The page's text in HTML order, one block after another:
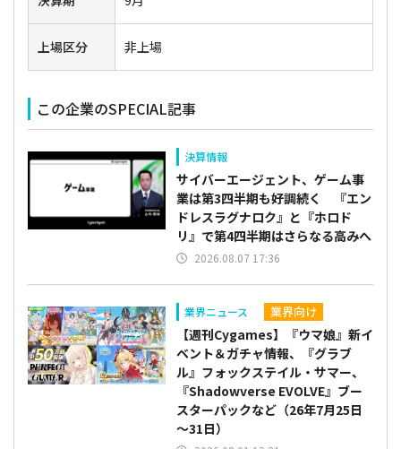
上場区分 非上場
この企業のSPECIAL記事
決算情報
サイバーエージェント、ゲーム事
業は第3四半期も好調続く 『エン
ドレスラグナロク』と『ホロド
リ』で第4四半期はさらなる高みへ
2026.08.07 17:36
業界ニュース 業界向け
【週刊Cygames】『ウマ娘』新イ
ベント＆ガチャ情報、『グラブ
ル』フォックステイル・サマー、
『Shadowverse EVOLVE』ブー
スターパックなど（26年7月25日
～31日）